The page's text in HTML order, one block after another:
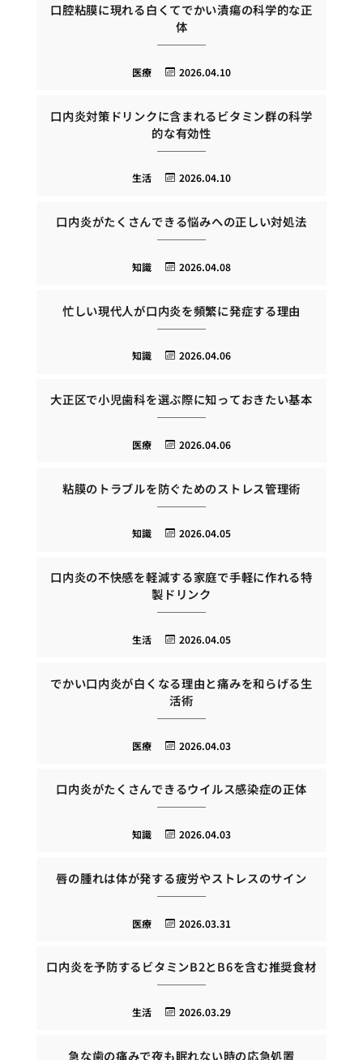
口腔粘膜に現れる白くてでかい潰瘍の科学的な正
体
2026.04.10
医療
口内炎対策ドリンクに含まれるビタミン群の科学
的な有効性
2026.04.10
生活
口内炎がたくさんできる悩みへの正しい対処法
2026.04.08
知識
忙しい現代人が口内炎を頻繁に発症する理由
2026.04.06
知識
大正区で小児歯科を選ぶ際に知っておきたい基本
2026.04.06
医療
粘膜のトラブルを防ぐためのストレス管理術
2026.04.05
知識
口内炎の不快感を軽減する家庭で手軽に作れる特
製ドリンク
2026.04.05
生活
でかい口内炎が白くなる理由と痛みを和らげる生
活術
2026.04.03
医療
口内炎がたくさんできるウイルス感染症の正体
2026.04.03
知識
唇の腫れは体が発する疲労やストレスのサイン
2026.03.31
医療
口内炎を予防するビタミンB2とB6を含む推奨食材
2026.03.29
生活
急な歯の痛みで夜も眠れない時の応急処置